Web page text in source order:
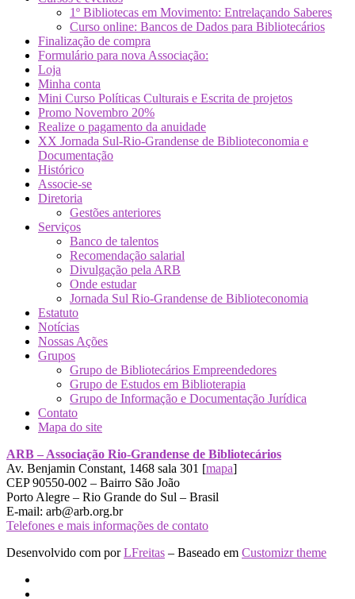
1º Bibliotecas em Movimento: Entrelaçando Saberes
Curso online: Bancos de Dados para Bibliotecários
Finalização de compra
Formulário para nova Associação:
Loja
Minha conta
Mini Curso Políticas Culturais e Escrita de projetos
Promo Novembro 20%
Realize o pagamento da anuidade
XX Jornada Sul-Rio-Grandense de Biblioteconomia e
Documentação
Histórico
Associe-se
Diretoria
Gestões anteriores
Serviços
Banco de talentos
Recomendação salarial
Divulgação pela ARB
Onde estudar
Jornada Sul Rio-Grandense de Biblioteconomia
Estatuto
Notícias
Nossas Ações
Grupos
Grupo de Bibliotecários Empreendedores
Grupo de Estudos em Biblioterapia
Grupo de Informação e Documentação Jurídica
Contato
Mapa do site
ARB – Associação Rio-Grandense de Bibliotecários
Av. Benjamin Constant, 1468 sala 301 [mapa]
CEP 90550-002 – Bairro São João
Porto Alegre – Rio Grande do Sul – Brasil
E-mail: arb@arb.org.br
Telefones e mais informações de contato
Desenvolvido com porLFreitas – Baseado em Customizr theme